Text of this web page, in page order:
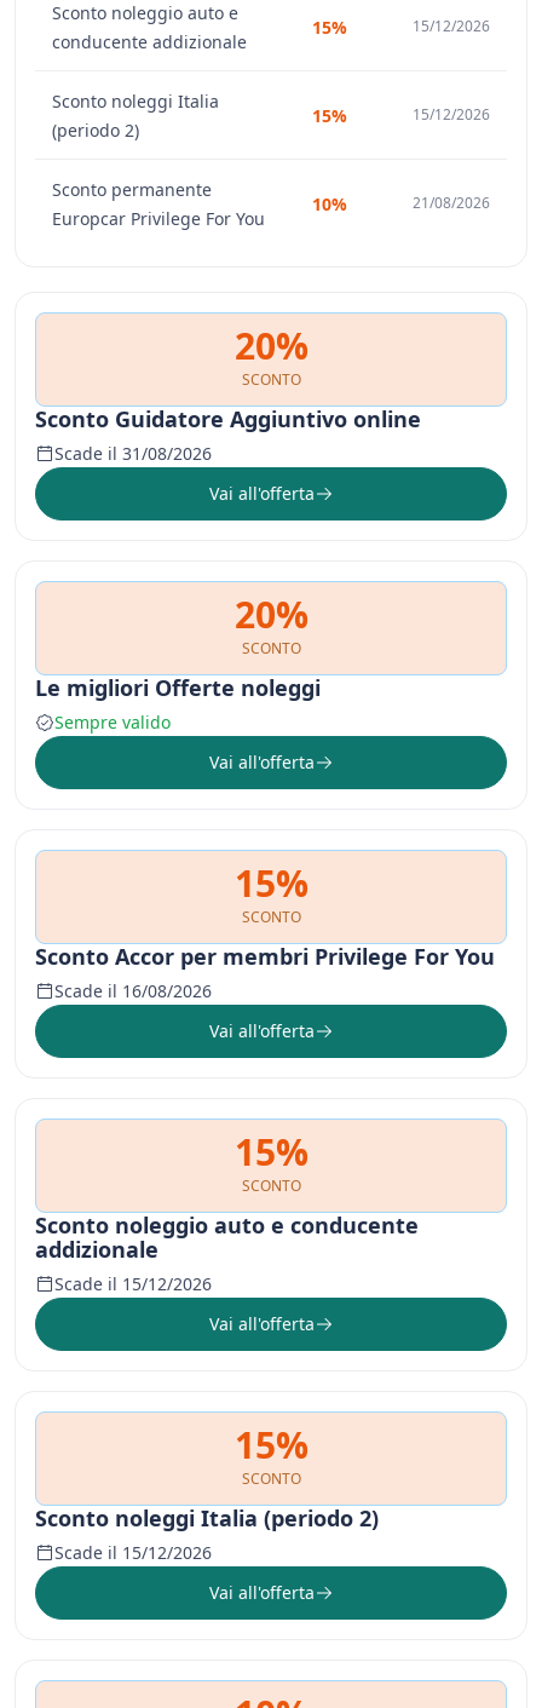
Sconto noleggio auto e
conducente addizionale
15% 15/12/2026
Sconto noleggi Italia
(periodo 2)
15% 15/12/2026
Sconto permanente
Europcar Privilege For You
10% 21/08/2026
20%
SCONTO
Sconto Guidatore Aggiuntivo online
Scade il 31/08/2026
Vai all'offerta
20%
SCONTO
Le migliori Offerte noleggi
Sempre valido
Vai all'offerta
15%
SCONTO
Sconto Accor per membri Privilege For You
Scade il 16/08/2026
Vai all'offerta
15%
SCONTO
Sconto noleggio auto e conducente
addizionale
Scade il 15/12/2026
Vai all'offerta
15%
SCONTO
Sconto noleggi Italia (periodo 2)
Scade il 15/12/2026
Vai all'offerta